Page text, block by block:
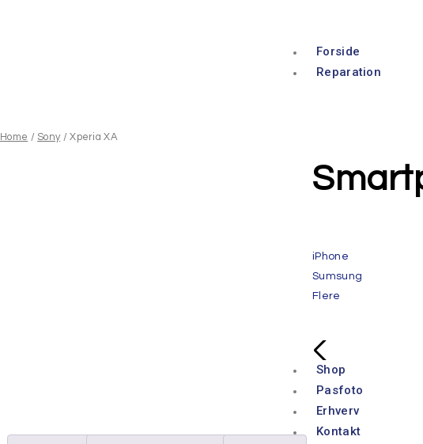
Forside
Reparation
iPhone
Sumsung
Flere
Shop
Pasfoto
Erhverv
Kontakt
Home / Sony / Xperia XA